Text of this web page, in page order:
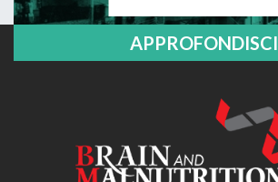
APPROFONDISCI